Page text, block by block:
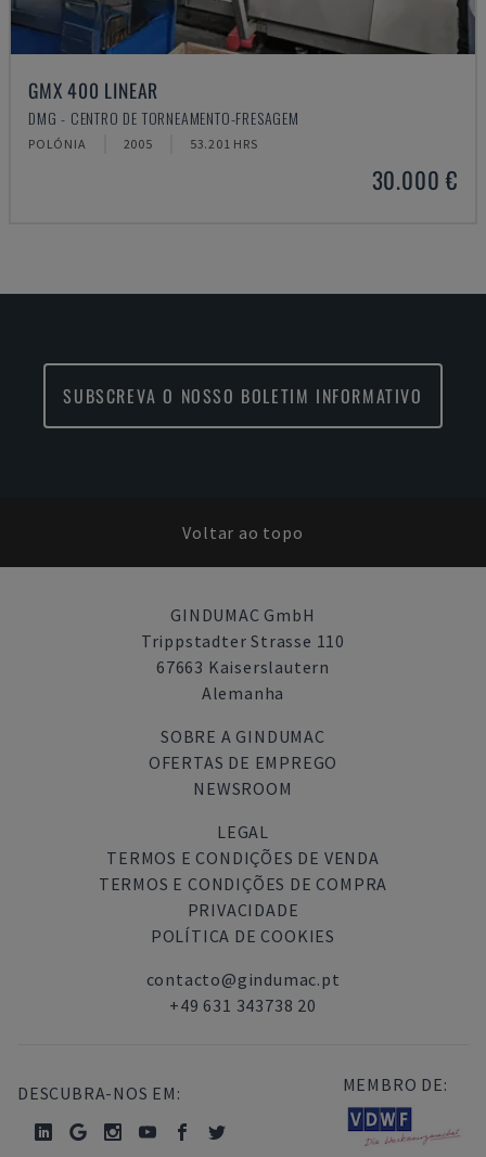
GMX 400 LINEAR
DMG - CENTRO DE TORNEAMENTO-FRESAGEM
POLÓNIA 2005 53.201 HRS
30.000 €
SUBSCREVA O NOSSO BOLETIM INFORMATIVO
Voltar ao topo
GINDUMAC GmbH
Trippstadter Strasse 110
67663 Kaiserslautern
Alemanha
SOBRE A GINDUMAC
OFERTAS DE EMPREGO
NEWSROOM
LEGAL
TERMOS E CONDIÇÕES DE VENDA
TERMOS E CONDIÇÕES DE COMPRA
PRIVACIDADE
POLÍTICA DE COOKIES
contacto@gindumac.pt
+49 631 343738 20
DESCUBRA-NOS EM: MEMBRO DE: